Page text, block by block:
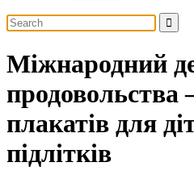
Міжнародний
продовольства
плакатів для
підлітків